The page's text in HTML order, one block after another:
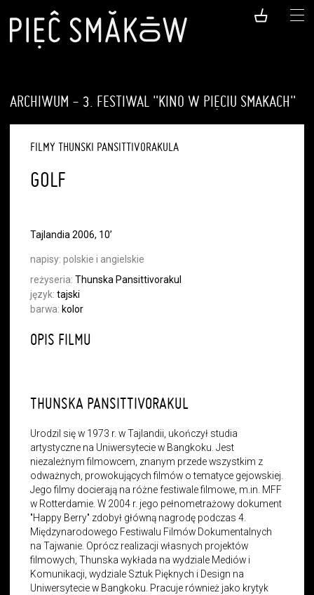
ARCHIWUM - 3. FESTIWAL "KINO W PIĘCIU SMAKACH"
FILMY THUNSKI PANSITTIVORAKULA
GOLF
Tajlandia 2006, 10’
napisy: polskie i angielskie
reżyseria:Thunska Pansittivorakul
język:tajski
barwa: kolor
OPIS FILMU
THUNSKA PANSITTIVORAKUL
Urodzil się w 1973 r. w Tajlandii, ukończył studia
artystyczne na Uniwersytecie w Bangkoku. Jest
niezależnym filmowcem, znanym przede wszystkim z
odważnych, prowokujących filmów o tematyce gejowskiej.
Jego filmy docierają na różne festiwale filmowe, m.in. MFF
w Rotterdamie. W 2004 r. jego pełnometrażowy dokument
"Happy Berry" zdobył główną nagrodę podczas 4.
Międzynarodowego Festiwalu Filmów Dokumentalnych
na Tajwanie. Oprócz realizacji własnych projektów
filmowych, Thunska wykłada na wydziale Mediów i
Komunikacji, wydziale Sztuk Pięknych i Design na
Uniwersytecie w Bangkoku. Pracuje również jako krytyk